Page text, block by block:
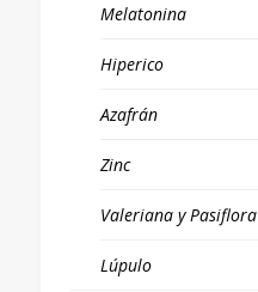
Melatonina
Hiperico
Azafrán
Zinc
Valeriana y Pasiflora
Lúpulo